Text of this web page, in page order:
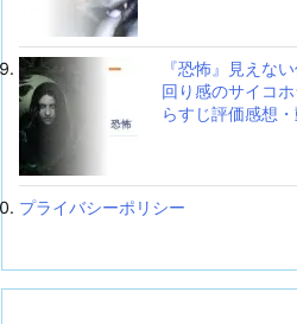
『恐怖』見えな
回り感のサイコ
らすじ評価感想
プライバシーポリシー